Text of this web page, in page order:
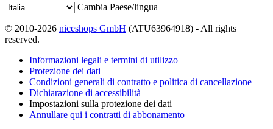
Cambia Paese/lingua
© 2010-2026 niceshops GmbH (ATU63964918) - All rights
reserved.
Informazioni legali e termini di utilizzo
Protezione dei dati
Condizioni generali di contratto e politica di cancellazione
Dichiarazione di accessibilità
Impostazioni sulla protezione dei dati
Annullare qui i contratti di abbonamento